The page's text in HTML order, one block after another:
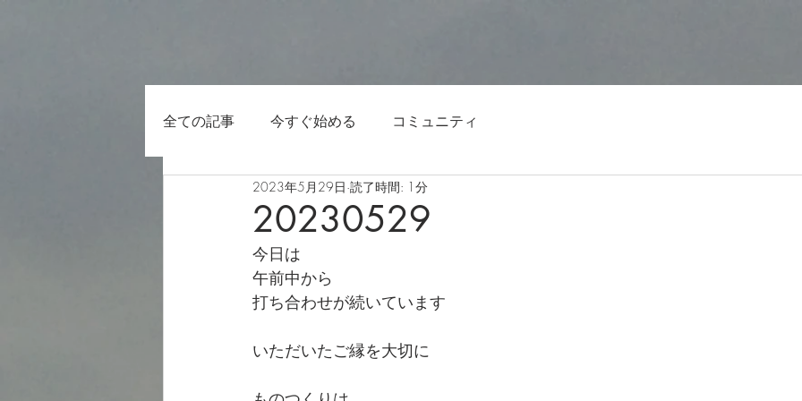
全ての記事 今すぐ始める コミュニティ
20230529
2023年5月29日 読了時間: 1分
今日は
午前中から
打ち合わせが続いています
いただいたご縁を大切に